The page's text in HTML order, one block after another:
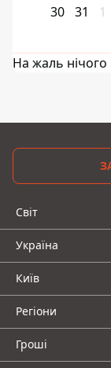
30 31 1
На жаль
Світ
Україна
Київ
Регіони
Гроші